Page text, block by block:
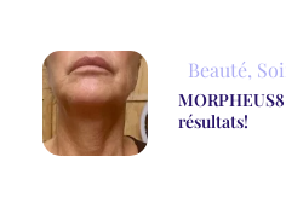
Beauté,
résultats!